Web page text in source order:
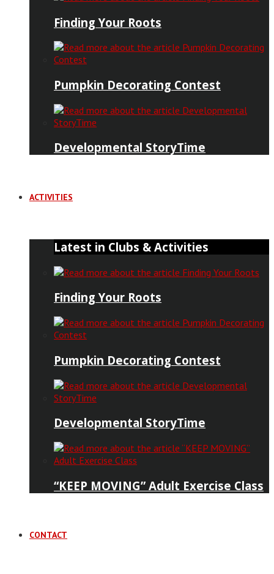
Finding Your Roots
Pumpkin Decorating Contest
Developmental StoryTime
ACTIVITIES
Latest in Clubs & Activities
Finding Your Roots
Pumpkin Decorating Contest
Developmental StoryTime
“KEEP MOVING” Adult Exercise Class
CONTACT